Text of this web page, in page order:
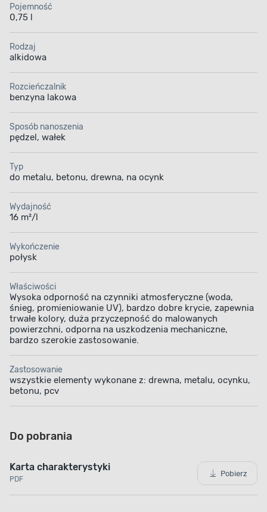
Szerokie zastosowanie
Wybierz farbę, z którą wykonasz szereg prac
malarskich. Ze względu na dużą przyczepność
do malowanych podłoży farba sprawdzi się
podczas pracy z różnymi materiałami. Za jej
pomocą możesz odświeżyć kolor powierzchni
wykonanych z drewna, metalu, betonu, tworzywa
sztucznego czy tynków.
o wygląd i trwałość malowanej powierzchni. Farba
sprawia, że wymalowane nią powierzchnie są
wysoce odporne na różne warunki atmosferyczne.
Pojemność
0,75 l
Rodzaj
alkidowa
Rozcieńczalnik
benzyna lakowa
Sposób nanoszenia
pędzel, wałek
Typ
do metalu, betonu, drewna, na ocynk
Wydajność
16 m²/l
Wykończenie
połysk
Właściwości
Wysoka odporność na czynniki atmosferyczne (woda,
śnieg, promieniowanie UV), bardzo dobre krycie, zapewnia
trwałe kolory, duża przyczepność do malowanych
powierzchni, odporna na uszkodzenia mechaniczne,
bardzo szerokie zastosowanie.
Zastosowanie
wszystkie elementy wykonane z: drewna, metalu, ocynku,
betonu, pcv
Do pobrania
Karta charakterystyki
PDF
Pobierz